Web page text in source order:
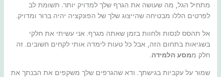
מתחיל הגל, מה שעושה את הגרף שלך למדויק יותר. תשומת לב
לפרטים הללו מבטיחה שהייצוג שלך של הפונקציה יהיה ברור ומדויק.
אל תהסס לנסות ולחוות בזמן שאתה מגרף. אני עשיתי את חלקי
בשגיאות בתחום הזה, אבל כל טעות לימדה אותי לקחים חשובים. זה
חלק ממסע הלמידה.
שמור על עקביות בגישתך. ודא שהגרפים שלך משקפים את הבנתך את